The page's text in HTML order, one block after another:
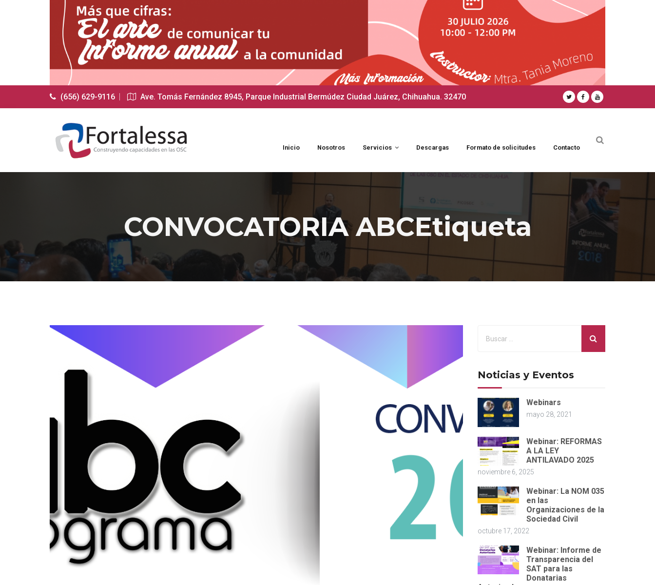
(656) 629-9116 Ave. Tomás Fernández 8945, Parque Industrial Bermúdez Ciudad Juárez, Chihuahua. 32470
Inicio Nosotros Servicios Descargas Formato de solicitudes Contacto
CONVOCATORIA ABCEtiqueta
Noticias y Eventos
Webinars
mayo 28, 2021
Webinar: REFORMAS
A LA LEY
ANTILAVADO 2025
noviembre 6, 2025
Webinar: La NOM 035
en las
Organizaciones de la
Sociedad Civil
octubre 17, 2022
Webinar: Informe de
Transparencia del
SAT para las
Donatarias